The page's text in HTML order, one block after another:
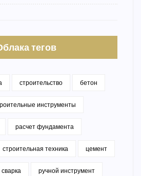
тегов
строительство бетон
инструменты
расчет фундамента
строительная техника цемент
сварка ручной инструмент